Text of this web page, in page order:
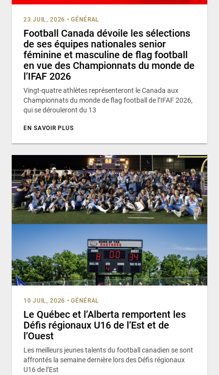
23 JUIL, 2026 • GÉNÉRAL
Football Canada dévoile les sélections
de ses équipes nationales senior
féminine et masculine de flag football
en vue des Championnats du monde de
l’IFAF 2026
Vingt-quatre athlètes représenteront le Canada aux
Championnats du monde de flag football de l’IFAF 2026,
qui se dérouleront du 13
EN SAVOIR PLUS
10 JUIL, 2026 • GÉNÉRAL
Le Québec et l’Alberta remportent les
Défis régionaux U16 de l’Est et de
l’Ouest
Les meilleurs jeunes talents du football canadien se sont
affrontés la semaine dernière lors des Défis régionaux
U16 de l’Est